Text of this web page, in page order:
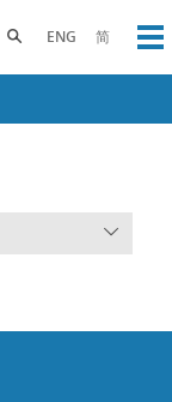
ENG 简
Toggle search panel